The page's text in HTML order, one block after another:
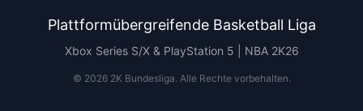
Plattformübergreifende Basketball Liga
Xbox Series S/X & PlayStation 5 | NBA 2K26
© 20262K Bundesliga. Alle Rechte vorbehalten.